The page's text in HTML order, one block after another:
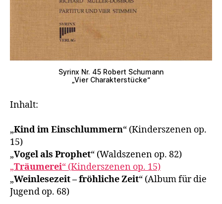
Syrinx Nr. 45 Robert Schumann
„Vier Charakterstücke“
Inhalt:
„Kind im Einschlummern“ (Kinderszenen op.
15)
„Vogel als Prophet“ (Waldszenen op. 82)
„Träumerei“ (Kinderszenen op. 15)
„Weinlesezeit – fröhliche Zeit“ (Album für die
Jugend op. 68)